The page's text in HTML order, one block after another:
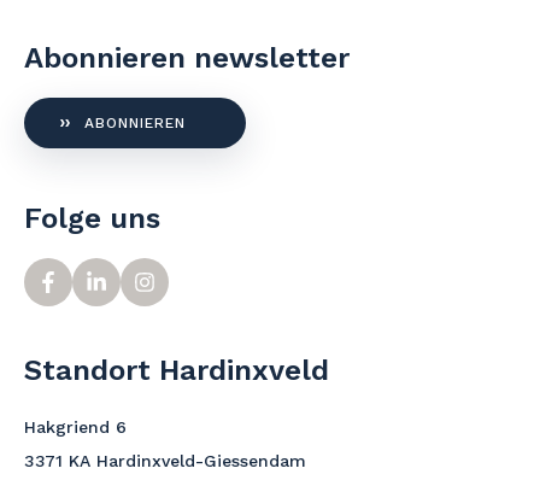
Abonnieren newsletter
ABONNIEREN
Folge uns
Standort Hardinxveld
Hakgriend 6
3371 KA Hardinxveld-Giessendam